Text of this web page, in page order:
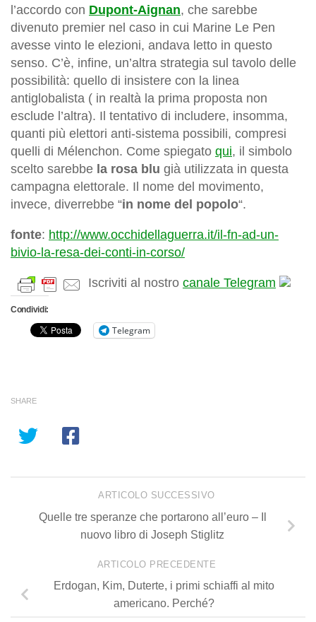
l’accordo con Dupont-Aignan, che sarebbe
divenuto premier nel caso in cui Marine Le Pen
avesse vinto le elezioni, andava letto in questo
senso. C’è, infine, un’altra strategia sul tavolo delle
possibilità: quello di insistere con la linea
antiglobalista ( in realtà la prima proposta non
esclude l’altra). Il tentativo di includere, insomma,
quanti più elettori anti-sistema possibili, compresi
quelli di Mélenchon. Come spiegato qui, il simbolo
scelto sarebbe la rosa blu già utilizzata in questa
campagna elettorale. Il nome del movimento,
invece, diverrebbe “in nome del popolo“.
fonte: http://www.occhidellaguerra.it/il-fn-ad-un-
bivio-la-resa-dei-conti-in-corso/
Iscriviti al nostro canale Telegram
Condividi:
Telegram
SHARE
ARTICOLO SUCCESSIVO
Quelle tre speranze che portarono all’euro – Il
nuovo libro di Joseph Stiglitz
ARTICOLO PRECEDENTE
Erdogan, Kim, Duterte, i primi schiaffi al mito
americano. Perché?